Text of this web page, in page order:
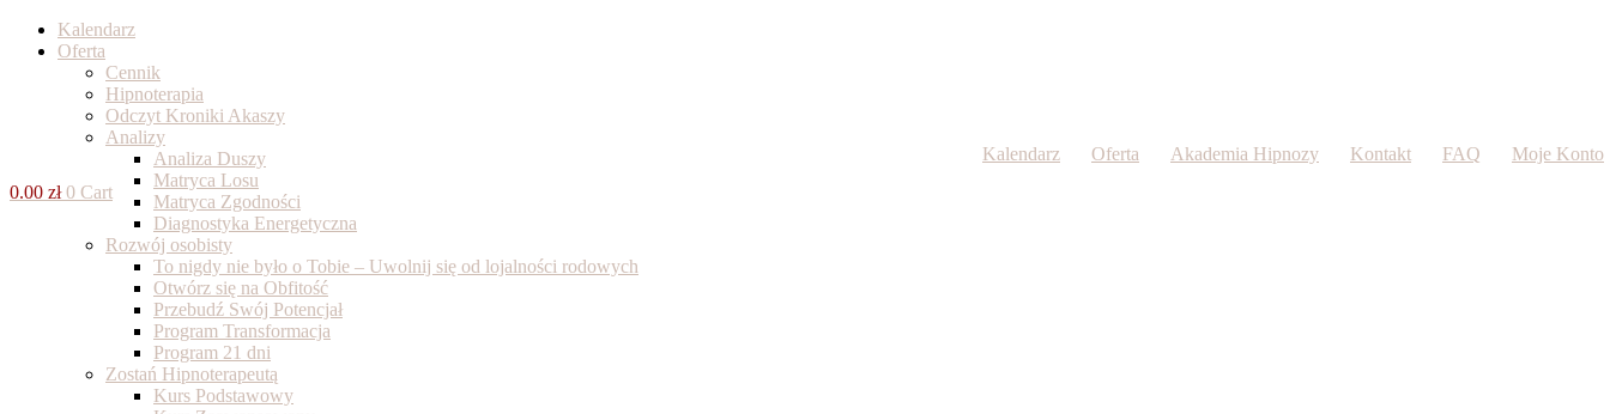
Skip
Kalendarz Oferta Akademia Hipnozy Kontakt FAQ
Moje Konto
0.00 zł 0 Cart
Kalendarz
Oferta
Cennik
Hipnoterapia
Odczyt Kroniki Akaszy
Analizy
Analiza Duszy
Matryca Losu
Matryca Zgodności
Diagnostyka Energetyczna
Rozwój osobisty
To nigdy nie było o Tobie – Uwolnij się od lojalności rodowych
Otwórz się na Obfitość
Przebudź Swój Potencjał
Program Transformacja
Program 21 dni
Zostań Hipnoterapeutą
Kurs Podstawowy